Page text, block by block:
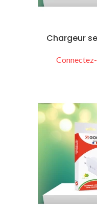
Chargeur